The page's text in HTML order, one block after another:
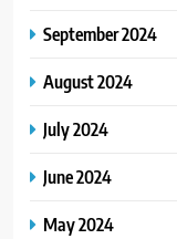
September 2024
August 2024
July 2024
June 2024
May 2024